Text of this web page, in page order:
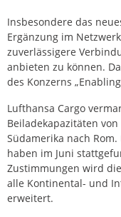
Insbesondere das
Ergänzung im
zuverlässigere
anbieten zu können.
des Konzerns
Lufthansa Cargo
Beiladekapazitäten
Südamerika nach
haben im Juni
Zustimmungen wird
alle Kontinental- und
erweitert.